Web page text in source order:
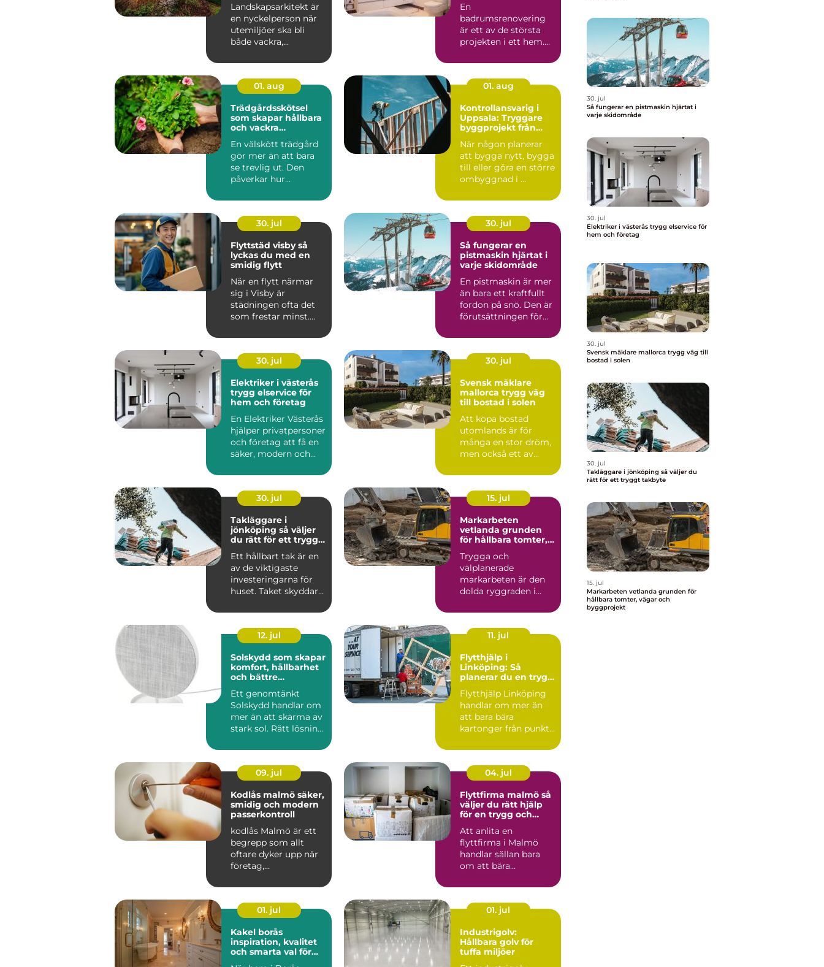
Landskapsarkitekt är
en nyckelperson när
utemiljöer ska bli
både vackra,
hållbara ö...
En
badrumsrenovering
är ett av de största
projekten i ett hem.
hög, arbetet påverk...
01. aug
Trädgårdsskötsel
som skapar hållbara
och vackra
En välskött trädgård
gör mer än att bara
se trevlig ut. Den
påverkar hur
mycket t...
01. aug
Kontrollansvarig i
Uppsala: Tryggare
byggprojekt från
När någon planerar
att bygga nytt, bygga
till eller göra en större
ombyggnad i ...
30. jul
Flyttstäd visby så
lyckas du med en
smidig flytt
När en flytt närmar
sig i Visby är
städningen ofta det
som frestar minst.
avgörande...
30. jul
Så fungerar en
pistmaskin hjärtat i
varje skidområde
En pistmaskin är mer
än bara ett kraftfullt
fordon på snö. Den är
förutsättningen för
30. jul
Elektriker i västerås
trygg elservice för
hem och företag
En Elektriker Västerås
hjälper privatpersoner
och företag att få en
säker, modern och
30. jul
Svensk mäklare
mallorca trygg väg
till bostad i solen
Att köpa bostad
utomlands är för
många en stor dröm,
men också ett av
Mallorca...
30. jul
Takläggare i
jönköping så väljer
du rätt för ett tryggt
Ett hållbart tak är en
av de viktigaste
investeringarna för
huset. Taket skyddar
15. jul
Markarbeten
vetlanda grunden
för hållbara tomter,
byggprojekt
Trygga och
välplanerade
markarbeten är den
dolda ryggraden i
När en tomt ska
beby...
12. jul
Solskydd som skapar
komfort, hållbarhet
och bättre
Ett genomtänkt
Solskydd handlar om
mer än att skärma av
stark sol. Rätt lösning
inomhustem...
11. jul
Flytthjälp i
Linköping: Så
planerar du en trygg
Flytthjälp Linköping
handlar om mer än
att bara bära
kartonger från punkt
09. jul
Kodlås malmö säker,
smidig och modern
passerkontroll
kodlås Malmö är ett
begrepp som allt
oftare dyker upp när
företag,
r och privat...
04. jul
Flyttfirma malmö så
väljer du rätt hjälp
för en trygg och
Att anlita en
flyttfirma i Malmö
handlar sällan bara
om att bära
A till B. För ...
01. jul
Kakel borås
inspiration, kvalitet
och smarta val för
01. jul
Industrigolv:
Hållbara golv för
tuffa miljöer
30. jul
Så fungerar en pistmaskin hjärtat i
varje skidområde
30. jul
Elektriker i västerås trygg elservice för
hem och företag
30. jul
Svensk mäklare mallorca trygg väg till
bostad i solen
30. jul
Takläggare i jönköping så väljer du
rätt för ett tryggt takbyte
15. jul
Markarbeten vetlanda grunden för
hållbara tomter, vägar och
byggprojekt